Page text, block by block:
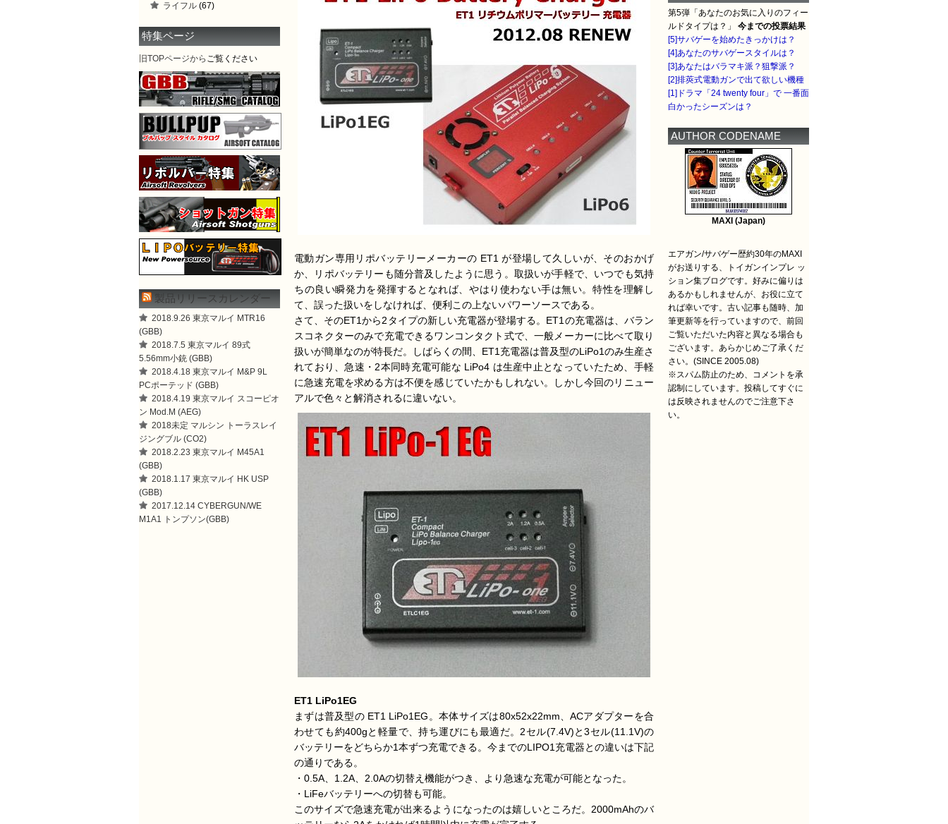
電動ガン専用リポバッテリーメーカーの ET1 が登場して久しいが、そのおかげ
か、リポバッテリーも随分普及したように思う。取扱いが手軽で、いつでも気持
ちの良い瞬発力を発揮するとなれば、やはり使わない手は無い。特性を理解し
て、誤った扱いをしなければ、便利この上ないパワーソースである。
さて、そのET1から2タイプの新しい充電器が登場する。ET1の充電器は、バラン
スコネクターのみで充電できるワンコンタクト式で、一般メーカーに比べて取り
扱いが簡単なのが特長だ。しばらくの間、ET1充電器は普及型のLiPo1のみ生産さ
れており、急速・2本同時充電可能な LiPo4 は生産中止となっていたため、手軽
に急速充電を求める方は不便を感じていたかもしれない。しかし今回のリニュー
アルで色々と解消されるに違いない。
ET1 LiPo1EG
まずは普及型の ET1 LiPo1EG。本体サイズは80x52x22mm、ACアダプターを合
わせても約400gと軽量で、持ち運びにも最適だ。2セル(7.4V)と3セル(11.1V)の
バッテリーをどちらか1本ずつ充電できる。今までのLIPO1充電器との違いは下記
の通りである。
・0.5A、1.2A、2.0Aの切替え機能がつき、より急速な充電が可能となった。
・LiFeバッテリーへの切替も可能。
このサイズで急速充電が出来るようになったのは嬉しいところだ。2000mAhのバ
ライフル (67)
特集ページ
旧TOPページから ご覧ください
製品リリースカレンダー
2018.9.26 東京マルイ MTR16
(GBB)
2018.7.5 東京マルイ 89式
5.56mm小銃 (GBB)
2018.4.18 東京マルイ M&P 9L
PCポーテッド (GBB)
2018.4.19 東京マルイ スコーピオ
ン Mod.M (AEG)
2018未定 マルシン トーラスレイ
ジングブル (CO2)
2018.2.23 東京マルイ M45A1
(GBB)
2018.1.17 東京マルイ HK USP
(GBB)
2017.12.14 CYBERGUN/WE
M1A1 トンプソン(GBB)
第5弾「あなたのお気に入りのフィー
ルドタイプは？」 今までの投票結果
[5]サバゲーを始めたきっかけは？
[4]あなたのサバゲースタイルは？
[3]あなたはバラマキ派？狙撃派？
[2]排莢式電動ガンで出て欲しい機種
[1]ドラマ「24 twenty four」で 一番面
白かったシーズンは？
AUTHOR CODENAME
MAXI (Japan)
エアガン/サバゲー歴約30年のMAXI
がお送りする、トイガンインプレ ッ
ション集ブログです。好みに偏りは
あるかもしれませんが、お役に立て
れば幸いです。古い記事も随時、加
筆更新等を行っていますので、前回
ご覧いただいた内容と異なる場合も
ございます。あらかじめご了承くだ
さい。(SINCE 2005.08)
※スパム防止のため、コメントを承
認制にしています。投稿してすぐに
は反映されませんのでご注意下さ
い。